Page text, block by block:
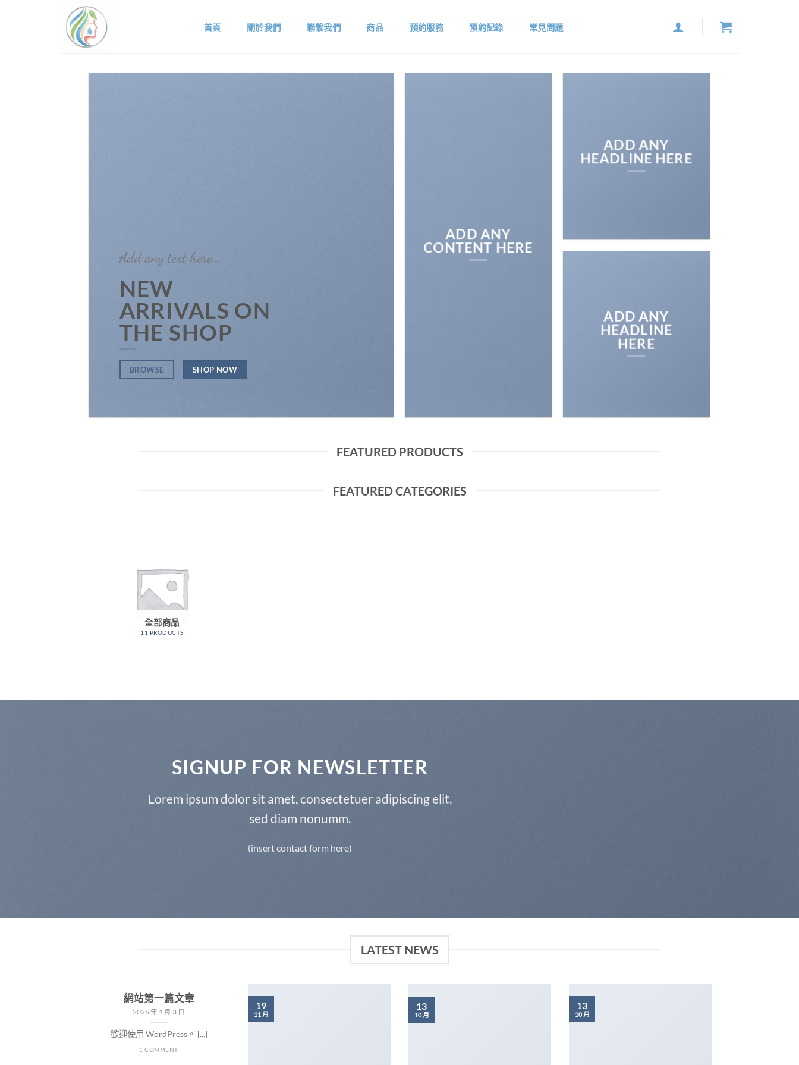
首頁 關於我們 聯繫我們 商品 預約服務 預約記錄 常見問題
Add any text here…
NEW
ARRIVALS ON
THE SHOP
BROWSE SHOP NOW
ADD ANY
CONTENT HERE
ADD ANY
HEADLINE HERE
ADD ANY
HEADLINE
HERE
FEATURED PRODUCTS
FEATURED CATEGORIES
全部商品
11 PRODUCTS
SIGNUP FOR NEWSLETTER
Lorem ipsum dolor sit amet, consectetuer adipiscing elit,
sed diam nonumm.
(insert contact form here)
LATEST NEWS
網站第一篇文章
2026 年 1 月 3 日
歡迎使用 WordPress。 [...]
1 COMMENT
19
11 月
13
10 月
13
10 月